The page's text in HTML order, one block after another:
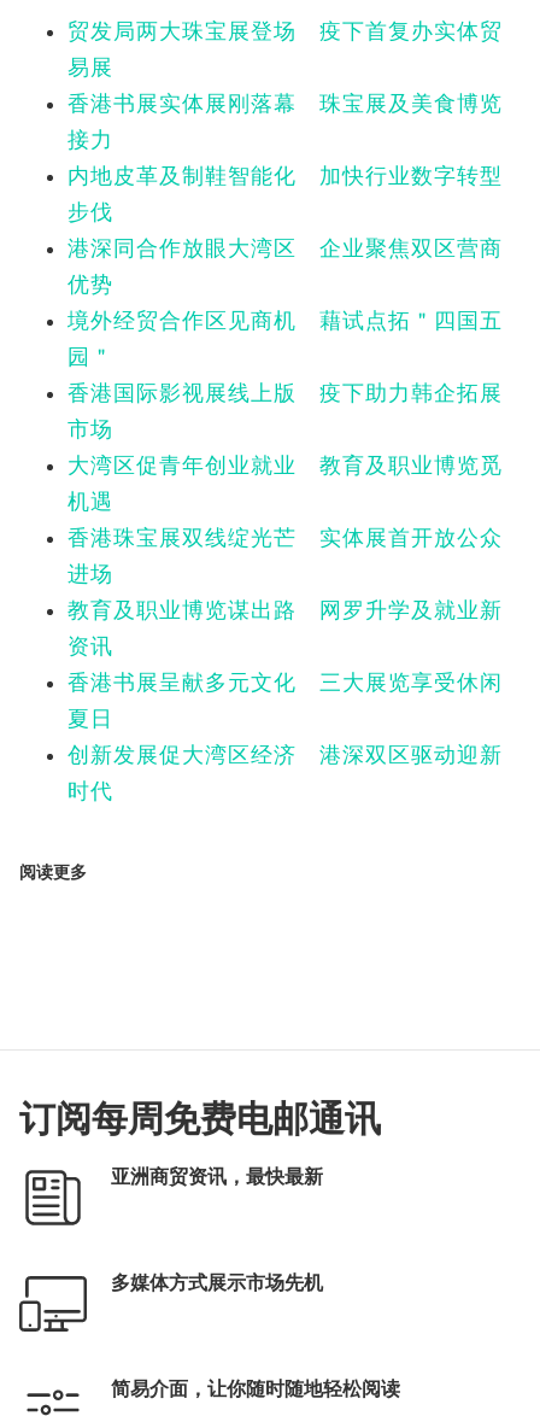
贸发局两大珠宝展登场 疫下首复办实体贸
易展
香港书展实体展刚落幕 珠宝展及美食博览
接力
内地皮革及制鞋智能化 加快行业数字转型
步伐
港深同合作放眼大湾区 企业聚焦双区营商
优势
境外经贸合作区见商机 藉试点拓＂四国五
园＂
香港国际影视展线上版 疫下助力韩企拓展
市场
大湾区促青年创业就业 教育及职业博览觅
机遇
香港珠宝展双线绽光芒 实体展首开放公众
进场
教育及职业博览谋出路 网罗升学及就业新
资讯
香港书展呈献多元文化 三大展览享受休闲
夏日
创新发展促大湾区经济 港深双区驱动迎新
时代
阅读更多
订阅每周免费电邮通讯
亚洲商贸资讯，最快最新
多媒体方式展示市场先机
简易介面，让你随时随地轻松阅读